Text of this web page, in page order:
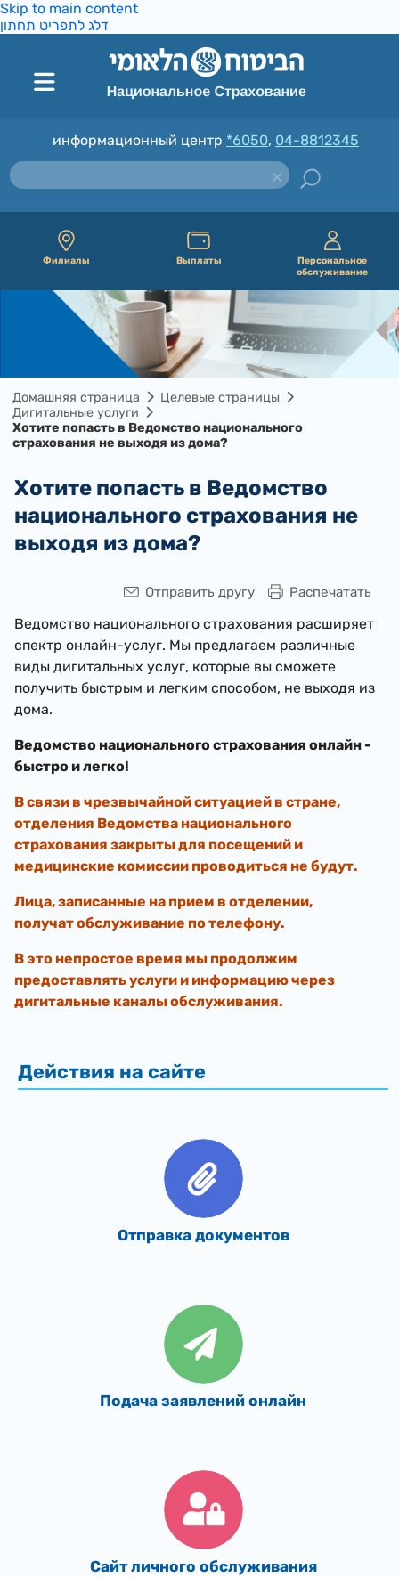
Skip to main content
דלג לתפריט תחתון
информационный центр *6050, 04-8812345
Филиалы Выплаты
Персональное
обслуживание
Домашняя страница
Целевые страницы
Дигитальные услуги
Хотите попасть в Ведомство национального
страхования не выходя из дома?
Хотите попасть в Ведомство
национального страхования не
выходя из дома?
Распечатать
Отправить другу
Ведомство национального страхования расширяет
спектр онлайн-услуг. Мы предлагаем различные
виды дигитальных услуг, которые вы сможете
получить быстрым и легким способом, не выходя из
дома.
Ведомство национального страхования онлайн -
быстро и легко!
В связи в чрезвычайной ситуацией в стране,
отделения Ведомства национального
страхования закрыты для посещений и
медицинские комиссии проводиться не будут.
Лица, записанные на прием в отделении,
получат обслуживание по телефону.
В это непростое время мы продолжим
предоставлять услуги и информацию через
дигитальные каналы обслуживания.
Отправка документов
Подача заявлений онлайн
Сайт личного обслуживания